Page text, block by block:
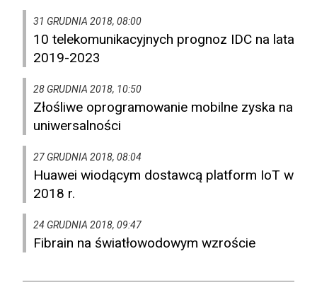
31 GRUDNIA 2018, 08:00
10 telekomunikacyjnych prognoz IDC na lata
2019-2023
28 GRUDNIA 2018, 10:50
Złośliwe oprogramowanie mobilne zyska na
uniwersalności
27 GRUDNIA 2018, 08:04
Huawei wiodącym dostawcą platform IoT w
2018 r.
24 GRUDNIA 2018, 09:47
Fibrain na światłowodowym wzroście